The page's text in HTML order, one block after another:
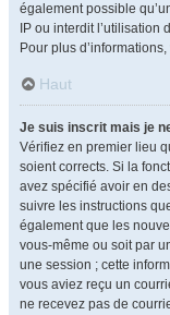
également possible
IP ou interdit
Pour plus
Haut
Je suis inscrit mais je
Vérifiez en premier lieu
soient corrects. Si la
avez spécifié avoir en
suivre les instructions
également que les
vous-même ou soit par
une session ; cette
vous aviez reçu un
ne recevez pas de